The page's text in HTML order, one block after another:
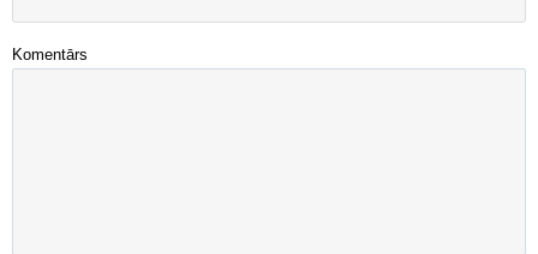
Komentārs